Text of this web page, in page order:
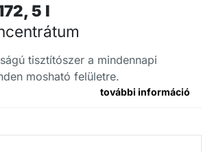
5 l
tisztítószer a mindennapi
mosható felületre.
további információ